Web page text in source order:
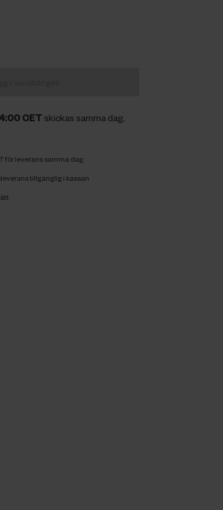
CETskickas samma dag.
för leverans samma dag
tillgänglig i kassan